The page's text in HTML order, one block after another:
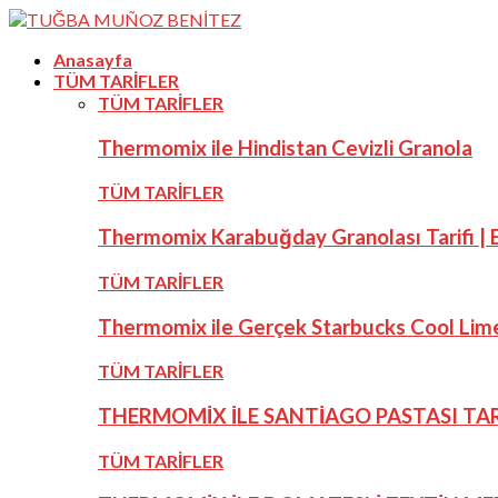
Anasayfa
TÜM TARİFLER
TÜM TARİFLER
Thermomix ile Hindistan Cevizli Granola
TÜM TARİFLER
Thermomix Karabuğday Granolası Tarifi |
TÜM TARİFLER
Thermomix ile Gerçek Starbucks Cool
TÜM TARİFLER
THERMOMİX İLE SANTİAGO PASTASI
TÜM TARİFLER